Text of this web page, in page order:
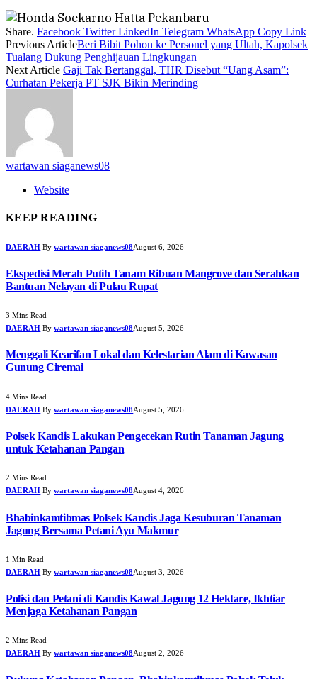
Share. Facebook Twitter LinkedIn Telegram WhatsApp Copy Link
Previous ArticleBeri Bibit Pohon ke Personel yang Ultah, Kapolsek
Tualang Dukung Penghijauan Lingkungan
Next Article Gaji Tak Bertanggal, THR Disebut “Uang Asam”:
Curhatan Pekerja PT SJK Bikin Merinding
wartawan siaganews08
Website
KEEP READING
DAERAH By wartawan siaganews08August 6, 2026
Ekspedisi Merah Putih Tanam Ribuan Mangrove dan Serahkan
Bantuan Nelayan di Pulau Rupat
3 Mins Read
DAERAH By wartawan siaganews08August 5, 2026
Menggali Kearifan Lokal dan Kelestarian Alam di Kawasan
Gunung Ciremai
4 Mins Read
DAERAH By wartawan siaganews08August 5, 2026
Polsek Kandis Lakukan Pengecekan Rutin Tanaman Jagung
untuk Ketahanan Pangan
2 Mins Read
DAERAH By wartawan siaganews08August 4, 2026
Bhabinkamtibmas Polsek Kandis Jaga Kesuburan Tanaman
Jagung Bersama Petani Ayu Makmur
1 Min Read
DAERAH By wartawan siaganews08August 3, 2026
Polisi dan Petani di Kandis Kawal Jagung 12 Hektare, Ikhtiar
Menjaga Ketahanan Pangan
2 Mins Read
DAERAH By wartawan siaganews08August 2, 2026